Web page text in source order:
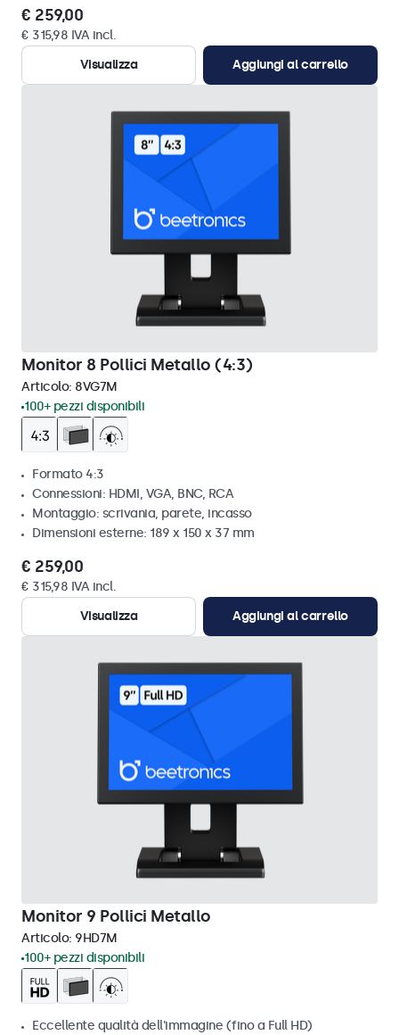
€ 259,00
€ 315,98 IVA incl.
Visualizza
Aggiungi al carrello
Monitor 8 Pollici Metallo (4:3)
Articolo: 8VG7M
100+ pezzi disponibili
Formato 4:3
Connessioni: HDMI, VGA, BNC, RCA
Montaggio: scrivania, parete, incasso
Dimensioni esterne: 189 x 150 x 37 mm
€ 259,00
€ 315,98 IVA incl.
Visualizza
Aggiungi al carrello
Monitor 9 Pollici Metallo
Articolo: 9HD7M
100+ pezzi disponibili
Eccellente qualità dell'immagine (fino a Full HD)